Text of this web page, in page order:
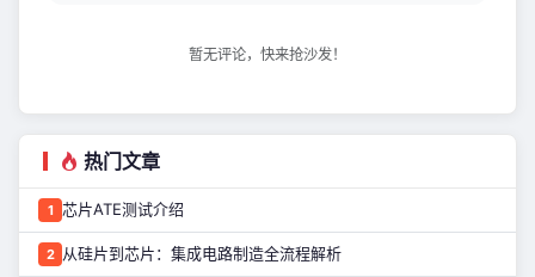
暂无评论，快来抢沙发！
热门文章
1 芯片ATE测试介绍
2 从硅片到芯片：集成电路制造全流程解析